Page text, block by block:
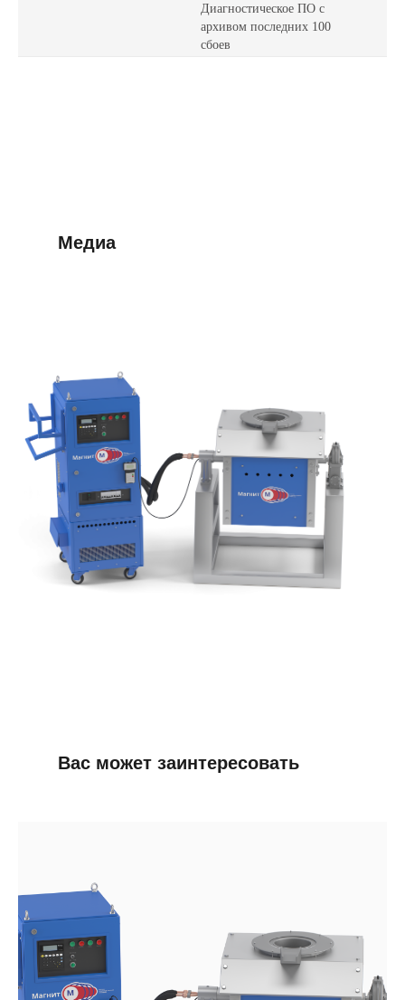
Диагностическое ПО с
архивом последних 100
сбоев
Медиа
Вас может заинтересовать